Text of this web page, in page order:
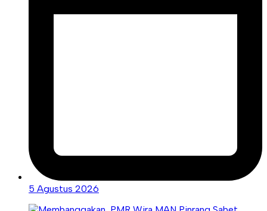
5 Agustus 2026